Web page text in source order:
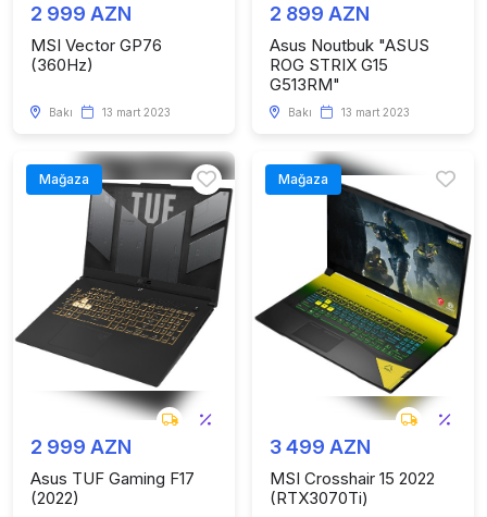
2 999 AZN
MSI Vector GP76
(360Hz)
Bakı 13 mart 2023
2 899 AZN
Asus Noutbuk "ASUS
ROG STRIX G15
G513RM"
Bakı 13 mart 2023
Mağaza
2 999 AZN
Asus TUF Gaming F17
(2022)
Mağaza
3 499 AZN
MSI Crosshair 15 2022
(RTX3070Ti)